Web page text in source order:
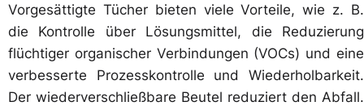
Vorgesättigte Tücher bieten viele Vorteile, wie z. B.
die Kontrolle über Lösungsmittel, die Reduzierung
flüchtiger organischer Verbindungen (VOCs) und eine
verbesserte Prozesskontrolle und Wiederholbarkeit.
Der wiederverschließbare Beutel reduziert den Abfall.